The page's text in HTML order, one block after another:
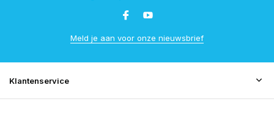
Meld je aan voor onze nieuwsbrief
Klantenservice